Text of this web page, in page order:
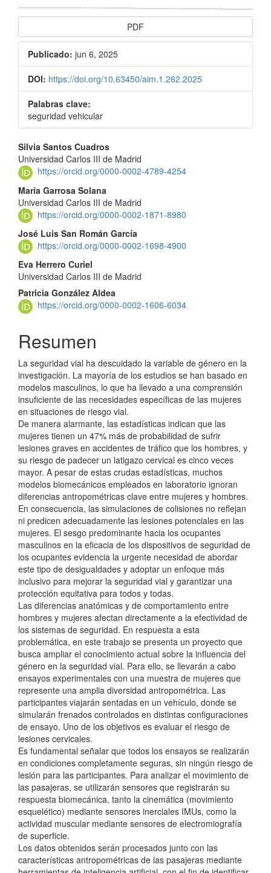
PDF
Publicado: jun 6, 2025
DOI: https://doi.org/10.63450/aim.1.262.2025
Palabras clave:
seguridad vehicular
Contenido
principal
del
artículo
Silvia Santos Cuadros
Universidad Carlos III de Madrid
https://orcid.org/0000-0002-4789-4254
María Garrosa Solana
Universidad Carlos III de Madrid
https://orcid.org/0000-0002-1871-8980
José Luis San Román García
https://orcid.org/0000-0002-1698-4900
Eva Herrero Curiel
Universidad Carlos III de Madrid
Patricia González Aldea
https://orcid.org/0000-0002-1606-6034
Resumen
La seguridad vial ha descuidado la variable de género en la
investigación. La mayoría de los estudios se han basado en
modelos masculinos, lo que ha llevado a una comprensión
insuficiente de las necesidades específicas de las mujeres
en situaciones de riesgo vial.
De manera alarmante, las estadísticas indican que las
mujeres tienen un 47% más de probabilidad de sufrir
lesiones graves en accidentes de tráfico que los hombres, y
su riesgo de padecer un latigazo cervical es cinco veces
mayor. A pesar de estas crudas estadísticas, muchos
modelos biomecánicos empleados en laboratorio ignoran
diferencias antropométricas clave entre mujeres y hombres.
En consecuencia, las simulaciones de colisiones no reflejan
ni predicen adecuadamente las lesiones potenciales en las
mujeres. El sesgo predominante hacia los ocupantes
masculinos en la eficacia de los dispositivos de seguridad de
los ocupantes evidencia la urgente necesidad de abordar
este tipo de desigualdades y adoptar un enfoque más
inclusivo para mejorar la seguridad vial y garantizar una
protección equitativa para todos y todas.
Las diferencias anatómicas y de comportamiento entre
hombres y mujeres afectan directamente a la efectividad de
los sistemas de seguridad. En respuesta a esta
problemática, en este trabajo se presenta un proyecto que
busca ampliar el conocimiento actual sobre la influencia del
género en la seguridad vial. Para ello, se llevarán a cabo
ensayos experimentales con una muestra de mujeres que
represente una amplia diversidad antropométrica. Las
participantes viajarán sentadas en un vehículo, donde se
simularán frenados controlados en distintas configuraciones
de ensayo. Uno de los objetivos es evaluar el riesgo de
lesiones cervicales.
Es fundamental señalar que todos los ensayos se realizarán
en condiciones completamente seguras, sin ningún riesgo de
lesión para las participantes. Para analizar el movimiento de
las pasajeras, se utilizarán sensores que registrarán su
respuesta biomecánica, tanto la cinemática (movimiento
esquelético) mediante sensores inerciales IMUs, como la
actividad muscular mediante sensores de electromiografía
de superficie.
Los datos obtenidos serán procesados junto con las
características antropométricas de las pasajeras mediante